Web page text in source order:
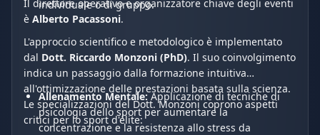
individuale o di gruppo.
Il direttore operativo e organizzatore chiave degli eventi
è Alberto Pacassoni.
L'approccio scientifico e metodologico è implementato
dal Dott. Riccardo Monzoni (PhD). Il suo coinvolgimento
indica un passaggio dalla formazione intuitiva
all'ottimizzazione delle prestazioni basata sulla scienza.
Le specializzazioni del Dott. Monzoni coprono aspetti
critici per lo sport d'élite:
Allenamento Mentale:Applicazione di tecniche di
psicologia dello sport per aumentare la
concentrazione e la resistenza allo stress da